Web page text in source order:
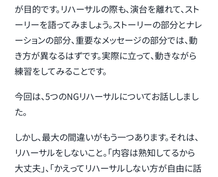
が目的です。リハーサルの際も、演台を離れて、スト
ーリーを語ってみましょう。ストーリーの部分とナレ
ーションの部分、重要なメッセージの部分では、動
き方が異なるはずです。実際に立って、動きながら
練習をしてみることです。
今回は、5つのNGリハーサルについてお話ししまし
た。
しかし、最大の間違いがもう一つあります。それは、
リハーサルをしないこと。「内容は熟知してるから
大丈夫」、「かえってリハーサルしない方が自由に話